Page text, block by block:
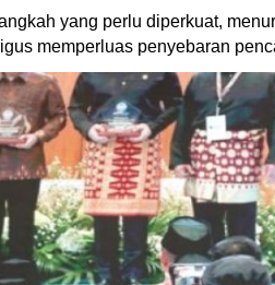
yang perlu diperkuat,
memperluas penyebaran